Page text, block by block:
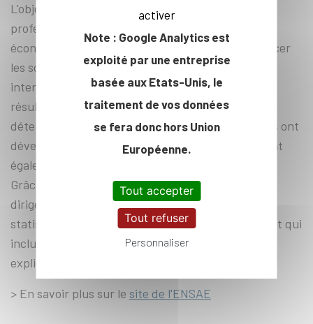
L'objectif du projet FINDME, dirigé par Félix Tropf,
professeur adjoint au Centre de recherche en
économie et en statistique (CREST*), est de replacer
les sciences sociales dans un contexte
interdisciplinaire pour expliquer la variance des
résultats sociaux en tenant compte de facteurs
déterminants d'autres disciplines. Les généticiens ont
développé des techniques de big data, qui peuvent
également être appliquées aux sciences sociales.
Grâce à sa formation interdisciplinaire, le Dr Tropf
dirigera un projet qui applique ces approches
statistiques à la prédiction des sciences sociales et qui
inclut également des variables génétiques pour
expliquer les résultats du parcours de vie.
> En savoir plus sur le site de l'ENSAE
activer
Note : Google Analytics est
exploité par une entreprise
basée aux Etats-Unis, le
traitement de vos données
se fera donc hors Union
Européenne.
Tout accepter
Tout refuser
Personnaliser